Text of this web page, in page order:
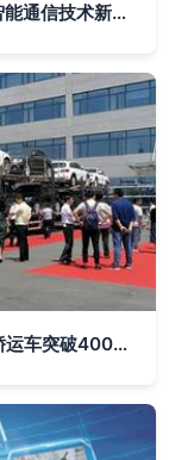
驾驭未来 宝马iX下半年在华上市，引领智能通信技术新纪元
技术驱动与创新服务双引擎 长久中置轴轿运车突破4000台销售目标